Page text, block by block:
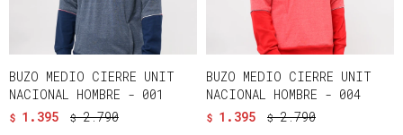
BUZO MEDIO CIERRE UNIT
NACIONAL HOMBRE - 001
$ 1.395 $ 2.790
BUZO MEDIO CIERRE UNIT
NACIONAL HOMBRE - 004
$ 1.395 $ 2.790